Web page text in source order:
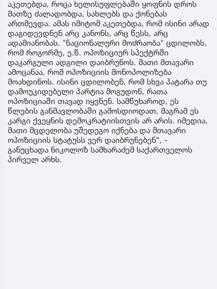
აკეთებდა, როცა ხელისუფლებაში ყოფნის დროს
მათზე ძალადობდა, სახლებს და ქონებას
ართმევდა. ამას იმიტომ აკეთებდა, რომ ისინი არად
დაგიდევდნენ არც კანონს, არც წესს, არც
ადამიანობას. "ნაციონალური მოძრაობა" ცდილობს,
რომ როგორმე, ე.წ. ოპოზიციურ სპექტრში
დაკარგული ადგილი დაიბრუნოს. მათი მთავარი
ამოცანაა, რომ ოპოზიციის მონოპოლიზება
მოახდინოს. ისინი ცდილობენ, რომ სხვა პატარა თუ
დამოუკიდებელი პარტია მოგუდონ, რათა
ოპოზიციაში თავად იყვნენ. სამწუხაროდ, ეს
წლების განმავლობაში გამოსდიოდათ, მაგრამ ეს
კარგი ქვეყნის დემოკრატიისთვის არ არის. იმედია,
მათი მცდელობა უშედეგო იქნება და მთავარი
ოპოზიციის სტატუსს ვერ დაიბრუნებენ“, -
განუცხადა ნიკოლოზ სამხარაძემ საქართველოს
პირველ არხს.